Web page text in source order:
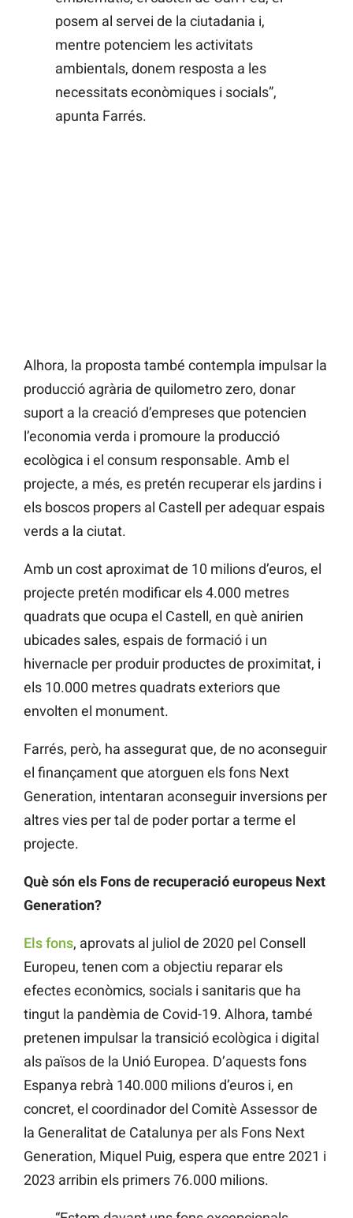
posem al servei de la ciutadania i,
mentre potenciem les activitats
ambientals, donem resposta a les
necessitats econòmiques i socials”,
apunta Farrés.
Alhora, la proposta també contempla impulsar la
producció agrària de quilometro zero, donar
suport a la creació d’empreses que potencien
l’economia verda i promoure la producció
ecològica i el consum responsable. Amb el
projecte, a més, es pretén recuperar els jardins i
els boscos propers al Castell per adequar espais
verds a la ciutat.
Amb un cost aproximat de 10 milions d’euros, el
projecte pretén modificar els 4.000 metres
quadrats que ocupa el Castell, en què anirien
ubicades sales, espais de formació i un
hivernacle per produir productes de proximitat, i
els 10.000 metres quadrats exteriors que
envolten el monument.
Farrés, però, ha assegurat que, de no aconseguir
el finançament que atorguen els fons Next
Generation, intentaran aconseguir inversions per
altres vies per tal de poder portar a terme el
projecte.
Què són els Fons de recuperació europeus Next
Generation?
Els fons, aprovats al juliol de 2020 pel Consell
Europeu, tenen com a objectiu reparar els
efectes econòmics, socials i sanitaris que ha
tingut la pandèmia de Covid-19. Alhora, també
pretenen impulsar la transició ecològica i digital
als països de la Unió Europea. D’aquests fons
Espanya rebrà 140.000 milions d’euros i, en
concret, el coordinador del Comitè Assessor de
la Generalitat de Catalunya per als Fons Next
Generation, Miquel Puig, espera que entre 2021 i
2023 arribin els primers 76.000 milions.